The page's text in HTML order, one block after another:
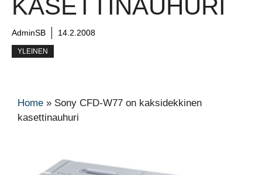
KASETTINAUHURI
AdminSB 14.2.2008
YLEINEN
Home » Sony CFD-W77 on kaksidekkinen
kasettinauhuri